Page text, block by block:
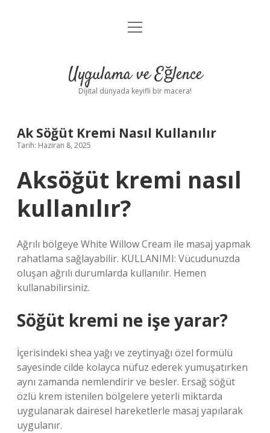
Anasayfa
Yasal Uyarı
menüyü
Uygulama ve Eğlence
Dijital dünyada keyifli bir macera!
Ak Söğüt Kremi Nasıl Kullanılır
Tarih: Haziran 8, 2025
Aksöğüt kremi nasıl
kullanılır?
Ağrılı bölgeye White Willow Cream ile masaj yapmak
rahatlama sağlayabilir. KULLANIMI: Vücudunuzda
oluşan ağrılı durumlarda kullanılır. Hemen
kullanabilirsiniz.
Söğüt kremi ne işe yarar?
İçerisindeki shea yağı ve zeytinyağı özel formülü
sayesinde cilde kolayca nüfuz ederek yumuşatırken
aynı zamanda nemlendirir ve besler. Ersağ söğüt
özlü krem ​​istenilen bölgelere yeterli miktarda
uygulanarak dairesel hareketlerle masaj yapılarak
uygulanır.